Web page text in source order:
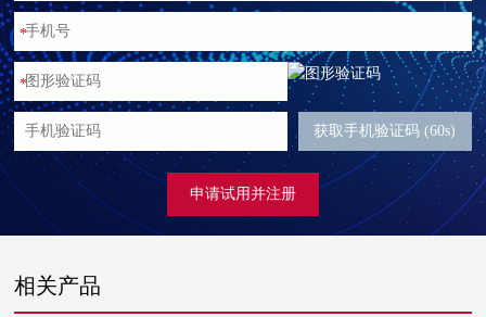
*
*
获取手机验证码 (60s)
申请试用并注册
相关产品